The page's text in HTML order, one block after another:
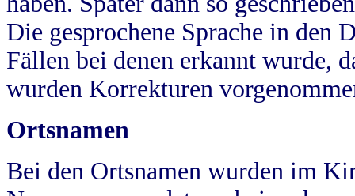
Die gesprochene Sprache in
Fällen bei denen erkannt wurde,
wurden Korrekturen
Ortsnamen
Bei den Ortsnamen wurden im